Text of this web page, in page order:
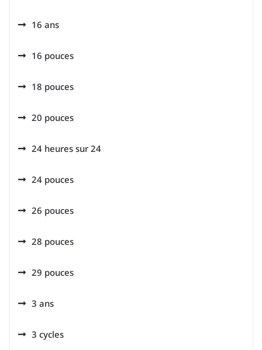
16 ans
16 pouces
18 pouces
20 pouces
24 heures sur 24
24 pouces
26 pouces
28 pouces
29 pouces
3 ans
3 cycles